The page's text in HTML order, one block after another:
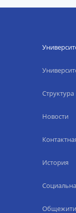
Структура
Новости
История